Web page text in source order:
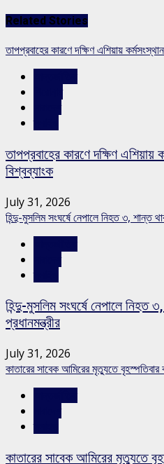
Related Stories
তাপপ্রবাহের কারণে দক্ষিণ এশিয়ায়
তাপপ্রবাহের কারণে দক্ষিণ
বিশ্বব্যাংক
July 31, 2026
হিন্দু-মুসলিম সংঘর্ষে নেপালে নিহত ৩, শান্ত
হিন্দু-মুসলিম সংঘর্ষে নেপালে নিহত
প্রধানমন্ত্রীর
July 31, 2026
কাতারের সাবেক আমিরের মৃত্যুতে বৃহস্পতিবার
কাতারের সাবেক আমিরের মৃত্যুতে